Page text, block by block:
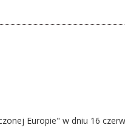
Europie" w dniu 16